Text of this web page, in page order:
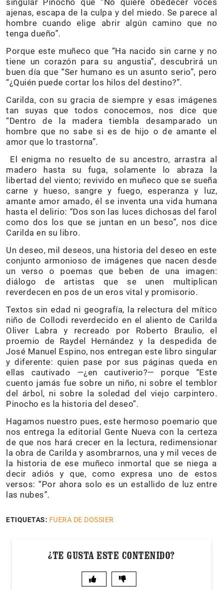
singular Pinocho que “No quiere obedecer voces
ajenas, escapa de la culpa y del miedo. Se parece al
hombre cuando elige abrir algún camino que no
tenga dueño”.
Porque este muñeco que “Ha nacido sin carne y no
tiene un corazón para su angustia”, descubrirá un
buen día que “Ser humano es un asunto serio”, pero
“¿Quién puede cortar los hilos del destino?”.
Carilda, con su gracia de siempre y esas imágenes
tan suyas que todos conocemos, nos dice que
“Dentro de la madera tiembla desamparado un
hombre que no sabe si es de hijo o de amante el
amor que lo trastorna”.
El enigma no resuelto de su ancestro, arrastra al
madero hasta su fuga, solamente lo abraza la
libertad del viento; revivido en muñeco que se sueña
carne y hueso, sangre y fuego, esperanza y luz,
amante amor amado, él se inventa una vida humana
hasta el delirio: “Dos son las luces dichosas del farol
como dos los que se juntan en un beso”, nos dice
Carilda en su libro.
Un deseo, mil deseos, una historia del deseo en este
conjunto armonioso de imágenes que nacen desde
un verso o poemas que beben de una imagen:
diálogo de artistas que se unen multiplican
reverdecen en pos de un eros vital y promisorio.
Textos sin edad ni geografía, la relectura del mítico
niño de Collodi reverdecido en el aliento de Carilda
Oliver Labra y recreado por Roberto Braulio, el
proemio de Raydel Hernández y la despedida de
José Manuel Espino, nos entregan este libro singular
y diferente: quien pase por sus páginas queda en
ellas cautivado —¿en cautiverio?— porque “Este
cuento jamás fue sobre un niño, ni sobre el temblor
del árbol, ni sobre la soledad del viejo carpintero.
Pinocho es la historia del deseo”.
Hagamos nuestro pues, este hermoso poemario que
nos entrega la editorial Gente Nueva con la certeza
de que nos hará crecer en la lectura, redimensionar
la obra de Carilda y asombrarnos, una y mil veces de
la historia de ese muñeco inmortal que se niega a
decir adiós y que, como expresa uno de estos
versos: “Por ahora solo es un estallido de luz entre
las nubes”.
ETIQUETAS: FUERA DE DOSSIER
¿TE GUSTA ESTE CONTENIDO?